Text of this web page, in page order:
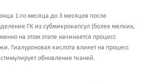
1-го месяца до 3 месяцев после
ГК из субмикрокапсул (более мелких,
на этом этапе начинается процесс
Гиалуроновая кислота влияет на процесс
обновление тканей.